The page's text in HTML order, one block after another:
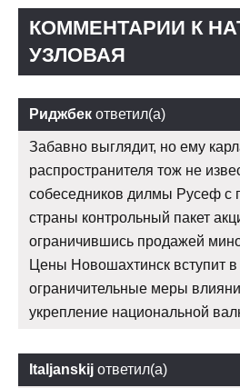
КОММЕНТАРИИ К
УЗЛОВАЯ
Риджбек ответил(а)
Забавно выглядит, но ему
распространителя тож не
собеседников дилмы Русеф с
страны контрольный пакет
ограничившись продажей
Цены Новошахтинск вступит в
ограничительные меры
укрепление национальной
Italjanskij ответил(а)